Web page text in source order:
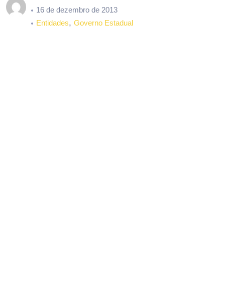
16 de dezembro de 2013
Entidades, Governo Estadual